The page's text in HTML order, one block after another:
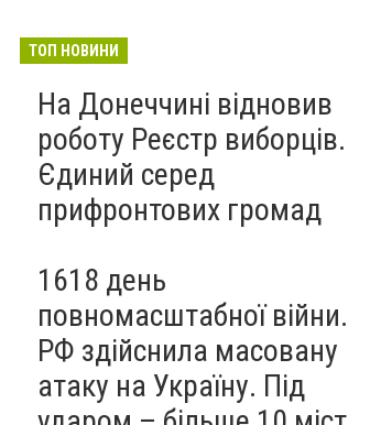
Бєдняков зіграє тата
новому українському
фільмі, - ФОТО
Вчора
ТОП НОВИНИ
На Донеччині відновив
роботу Реєстр виборців.
Єдиний серед
прифронтових громад
1618 день
повномасштабної війни.
РФ здійснила масовану
атаку на Україну. Під